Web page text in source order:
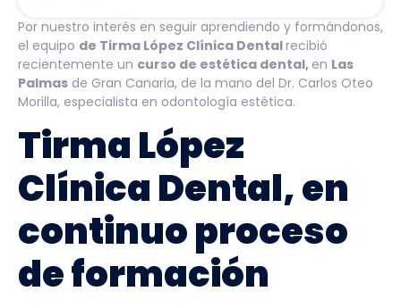
Por nuestro interés en seguir aprendiendo y formándonos,
el equipo de Tirma López Clínica Dentalrecibió
recientemente un curso de estética dental, en Las
Palmas de Gran Canaria, de la mano del Dr. Carlos Oteo
Morilla, especialista en odontología estética.
Tirma López
Clínica Dental, en
continuo proceso
de formación